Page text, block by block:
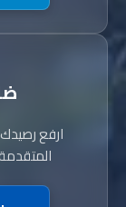
ارفع